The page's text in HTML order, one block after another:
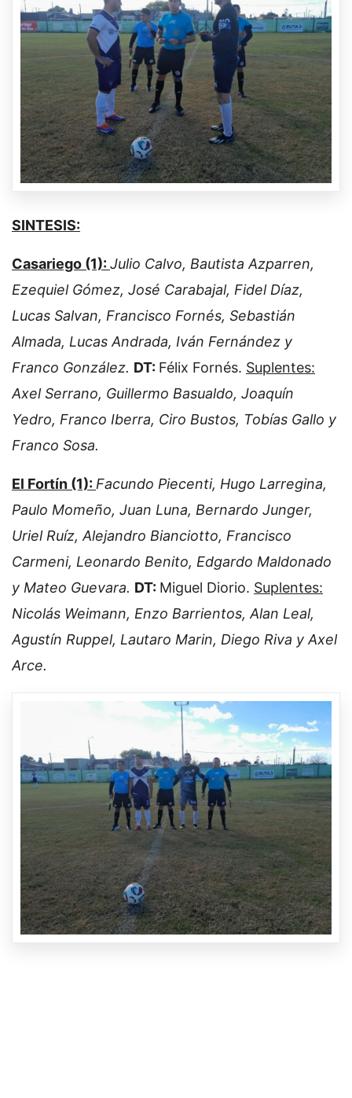
SINTESIS:
Casariego (1): Julio Calvo, Bautista Azparren,
Ezequiel Gómez, José Carabajal, Fidel Díaz,
Lucas Salvan, Francisco Fornés, Sebastián
Almada, Lucas Andrada, Iván Fernández y
Franco González. DT: Félix Fornés. Suplentes:
Axel Serrano, Guillermo Basualdo, Joaquín
Yedro, Franco Iberra, Ciro Bustos, Tobías Gallo y
Franco Sosa.
El Fortín (1): Facundo Piecenti, Hugo Larregina,
Paulo Momeño, Juan Luna, Bernardo Junger,
Uriel Ruíz, Alejandro Bianciotto, Francisco
Carmeni, Leonardo Benito, Edgardo Maldonado
y Mateo Guevara. DT: Miguel Diorio. Suplentes:
Nicolás Weimann, Enzo Barrientos, Alan Leal,
Agustín Ruppel, Lautaro Marin, Diego Riva y Axel
Arce.